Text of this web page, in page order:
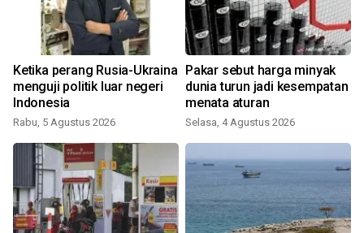
Ketika perang Rusia-Ukraina
menguji politik luar negeri
Indonesia
Rabu, 5 Agustus 2026
Pakar sebut harga minyak
dunia turun jadi kesempatan
menata aturan
Selasa, 4 Agustus 2026